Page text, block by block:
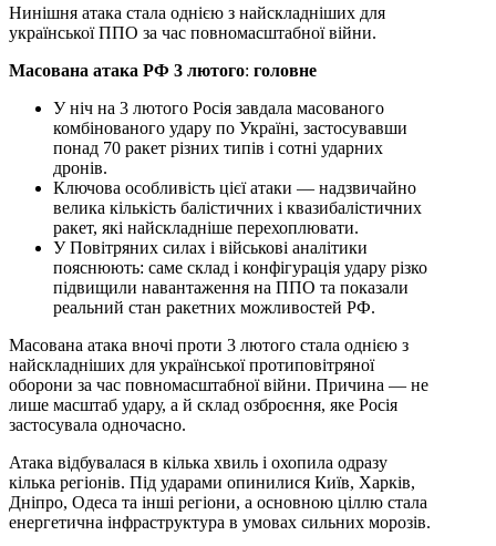
Нинішня атака стала однією з найскладніших для
української ППО за час повномасштабної війни.
Масована атака РФ 3 лютого: головне
У ніч на 3 лютого Росія завдала масованого
комбінованого удару по Україні, застосувавши
понад 70 ракет різних типів і сотні ударних
дронів.
Ключова особливість цієї атаки — надзвичайно
велика кількість балістичних і квазибалістичних
ракет, які найскладніше перехоплювати.
У Повітряних силах і військові аналітики
пояснюють: саме склад і конфігурація удару різко
підвищили навантаження на ППО та показали
реальний стан ракетних можливостей РФ.
Масована атака вночі проти 3 лютого стала однією з
найскладніших для української протиповітряної
оборони за час повномасштабної війни. Причина — не
лише масштаб удару, а й склад озброєння, яке Росія
застосувала одночасно.
Атака відбувалася в кілька хвиль і охопила одразу
кілька регіонів. Під ударами опинилися Київ, Харків,
Дніпро, Одеса та інші регіони, а основною ціллю стала
енергетична інфраструктура в умовах сильних морозів.